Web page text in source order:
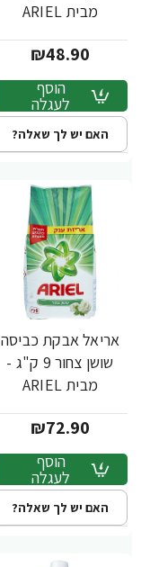
מבית ARIEL
₪48.90
הוסף
לעגלה
האם יש לך שאלה?
אריאל אבקת כביסה
שושן צחור 9 ק"ג -
מבית ARIEL
₪72.90
הוסף
לעגלה
האם יש לך שאלה?